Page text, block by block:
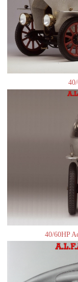
40/60HP